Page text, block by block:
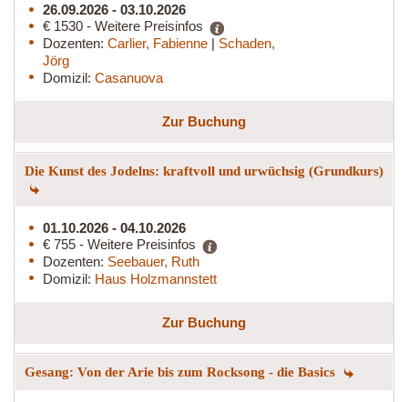
26.09.2026 - 03.10.2026
€ 1530 - Weitere Preisinfos
Dozenten: Carlier, Fabienne | Schaden,
Jörg
Domizil: Casanuova
Zur Buchung
Die Kunst des Jodelns: kraftvoll und urwüchsig (Grundkurs)
01.10.2026 - 04.10.2026
€ 755 - Weitere Preisinfos
Dozenten: Seebauer, Ruth
Domizil: Haus Holzmannstett
Zur Buchung
Gesang: Von der Arie bis zum Rocksong - die Basics